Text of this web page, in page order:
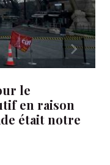
le
en raison
était notre